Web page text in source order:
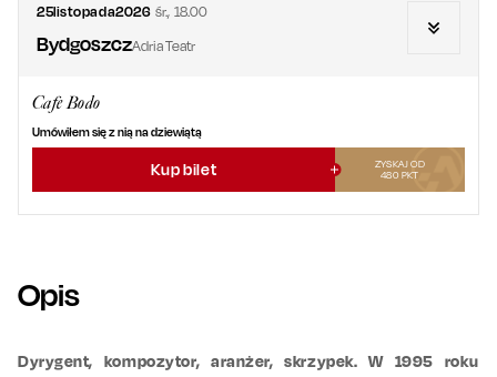
25listopada2026 śr.,18.00
BydgoszczAdria Teatr
Cafe Bodo
Umówiłem się z nią na dziewiątą
Kup bilet
ZYSKAJ OD
480 PKT
Opis
Dyrygent, kompozytor, aranżer, skrzypek. W 1995 roku